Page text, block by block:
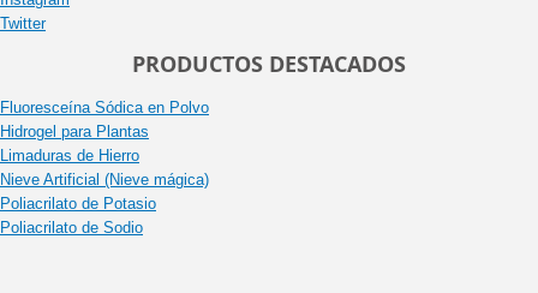
Twitter
PRODUCTOS DESTACADOS
Fluoresceína Sódica en Polvo
Hidrogel para Plantas
Limaduras de Hierro
Nieve Artificial (Nieve mágica)
Poliacrilato de Potasio
Poliacrilato de Sodio